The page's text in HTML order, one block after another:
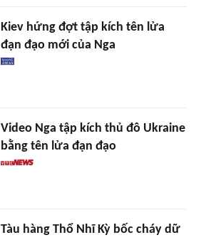
Kiev hứng đợt tập kích tên lửa
đạn đạo mới của Nga
Video Nga tập kích thủ đô Ukraine
bằng tên lửa đạn đạo
Tàu hàng Thổ Nhĩ Kỳ bốc cháy dữ